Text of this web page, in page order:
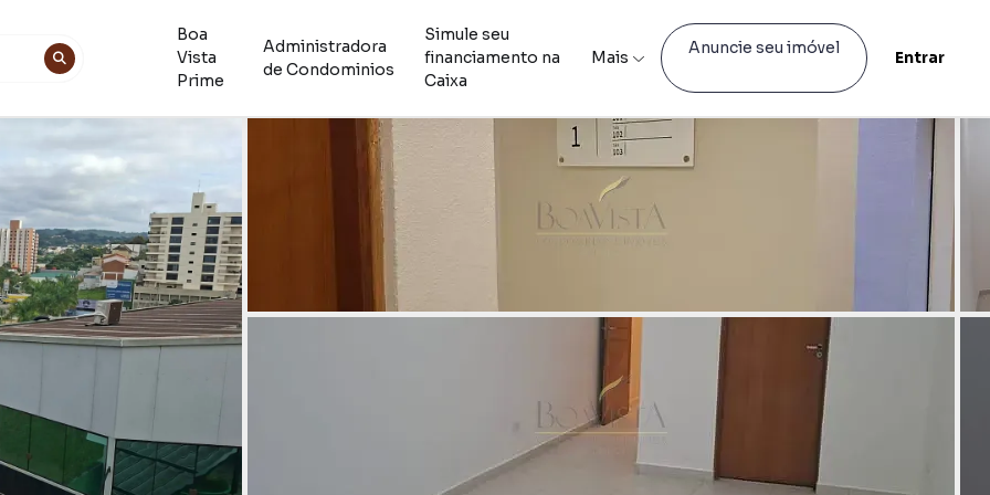
Boa
Vista
Prime
Administradora
de Condominios
Simule seu
financiamento na
Caixa
Mais Anuncie seu imóvel Entrar